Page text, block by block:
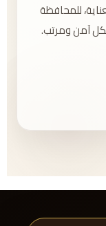
للمحافظة
آمن ومرتب.